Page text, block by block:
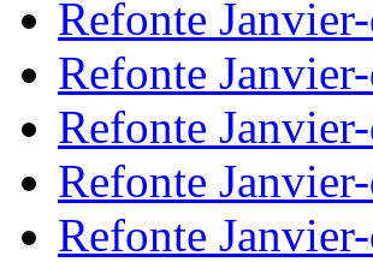
Refonte
Refonte
Refonte
Refonte
Refonte